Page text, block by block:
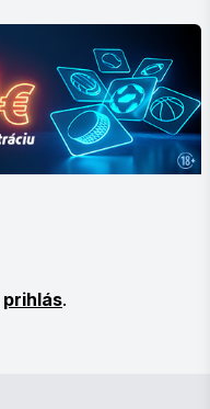
prihlás.